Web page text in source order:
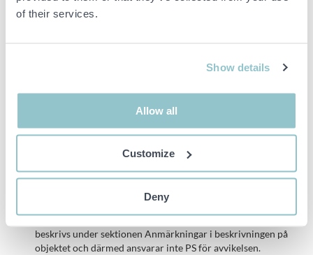
of their services.
Show details
Allow all
Customize
Deny
Förpackning: 4 kartonger med kablar
Viktig info
konkursbo. I enlighet med våra allmänna villkor är det
därmed inte möjligt att reklamera detta köp.
Buden är bindande och serviceavgiften debiteras på alla
objekt. Eventuella avvikelser från likvärdiga begagnade varor
beskrivs under sektionen Anmärkningar i beskrivningen på
objektet och därmed ansvarar inte PS för avvikelsen.